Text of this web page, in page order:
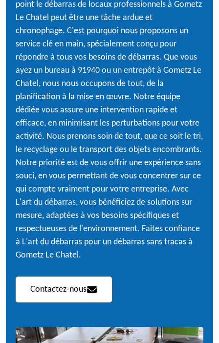
point le débarras de locaux professionnels à Gometz
Le Chatel peut être une tâche ardue et
chronophage. C'est pourquoi nous proposons un
service clé en main, spécialement conçu pour
répondre à tous vos besoins de débarras. Que vous
ayez un bureau à 91940 ou un entrepôt à Gometz Le
Chatel, nous nous occupons de tout, de la
planification à la mise en œuvre. Notre équipe
dédiée vous assure une intervention rapide et
efficace, en minimisant les perturbations pour votre
activité. Nous prenons soin de tout, que ce soit le tri,
le recyclage ou le transport des objets encombrants.
Notre priorité est de vous offrir une expérience sans
souci, en vous permettant de vous concentrer sur ce
qui compte vraiment pour votre entreprise. Avec
L'art du débarras, vous bénéficiez de solutions sur
mesure, adaptées à vos besoins spécifiques et
respectueuses de l'environnement. Faites confiance
à L'art du débarras pour un débarras sans tracas à
Gometz Le Chatel.
Contactez-nous